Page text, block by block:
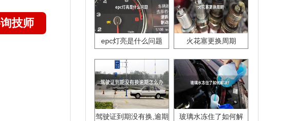
技师
epc灯亮是什么问题 火花塞更换周期
驾驶证到期没有换,逾期
玻璃水冻住了如何解